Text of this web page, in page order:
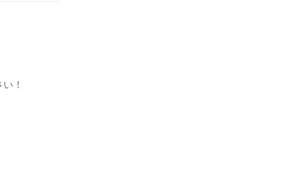
！